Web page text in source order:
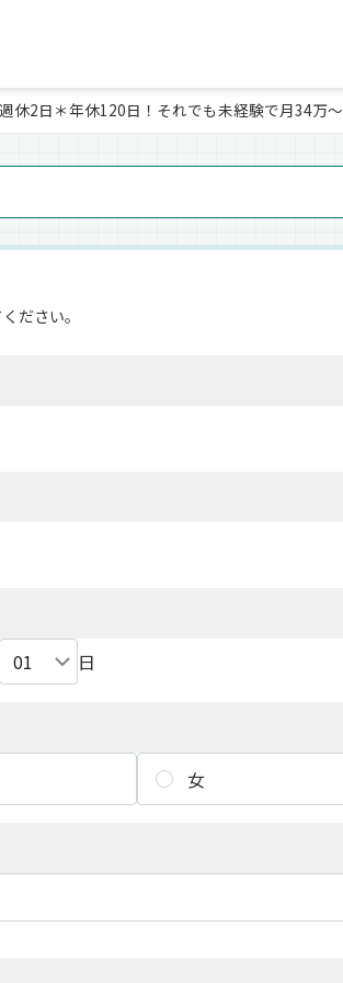
休2日＊年休120日！それでも未経験で月34万～
ださい。
日
女